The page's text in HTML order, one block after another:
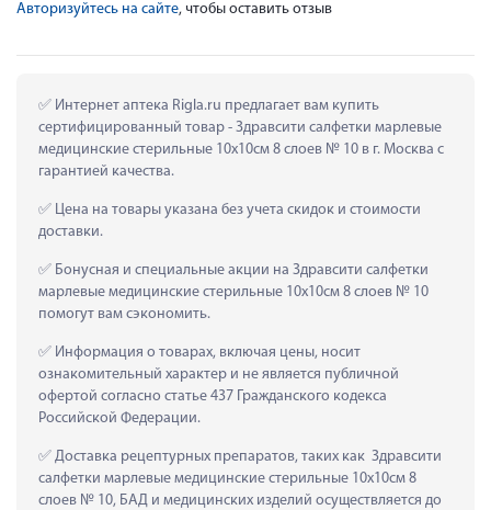
Авторизуйтесь на сайте, чтобы оставить отзыв
Интернет аптека Rigla.ru предлагает вам купить
сертифицированный товар - Здравсити салфетки марлевые
медицинские стерильные 10х10см 8 слоев № 10 в г. Москва с
гарантией качества.
Цена на товары указана без учета скидок и стоимости
доставки.
Бонусная и специальные акции на Здравсити салфетки
марлевые медицинские стерильные 10х10см 8 слоев № 10
помогут вам сэкономить.
Информация о товарах, включая цены, носит
ознакомительный характер и не является публичной
офертой согласно статье 437 Гражданского кодекса
Российской Федерации.
Доставка рецептурных препаратов, таких как  Здравсити
салфетки марлевые медицинские стерильные 10х10см 8
слоев № 10, БАД и медицинских изделий осуществляется до